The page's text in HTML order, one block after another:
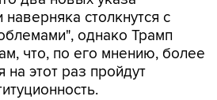
столкнутся с
однако Трамп
что, по его мнению, более
на этот раз пройдут